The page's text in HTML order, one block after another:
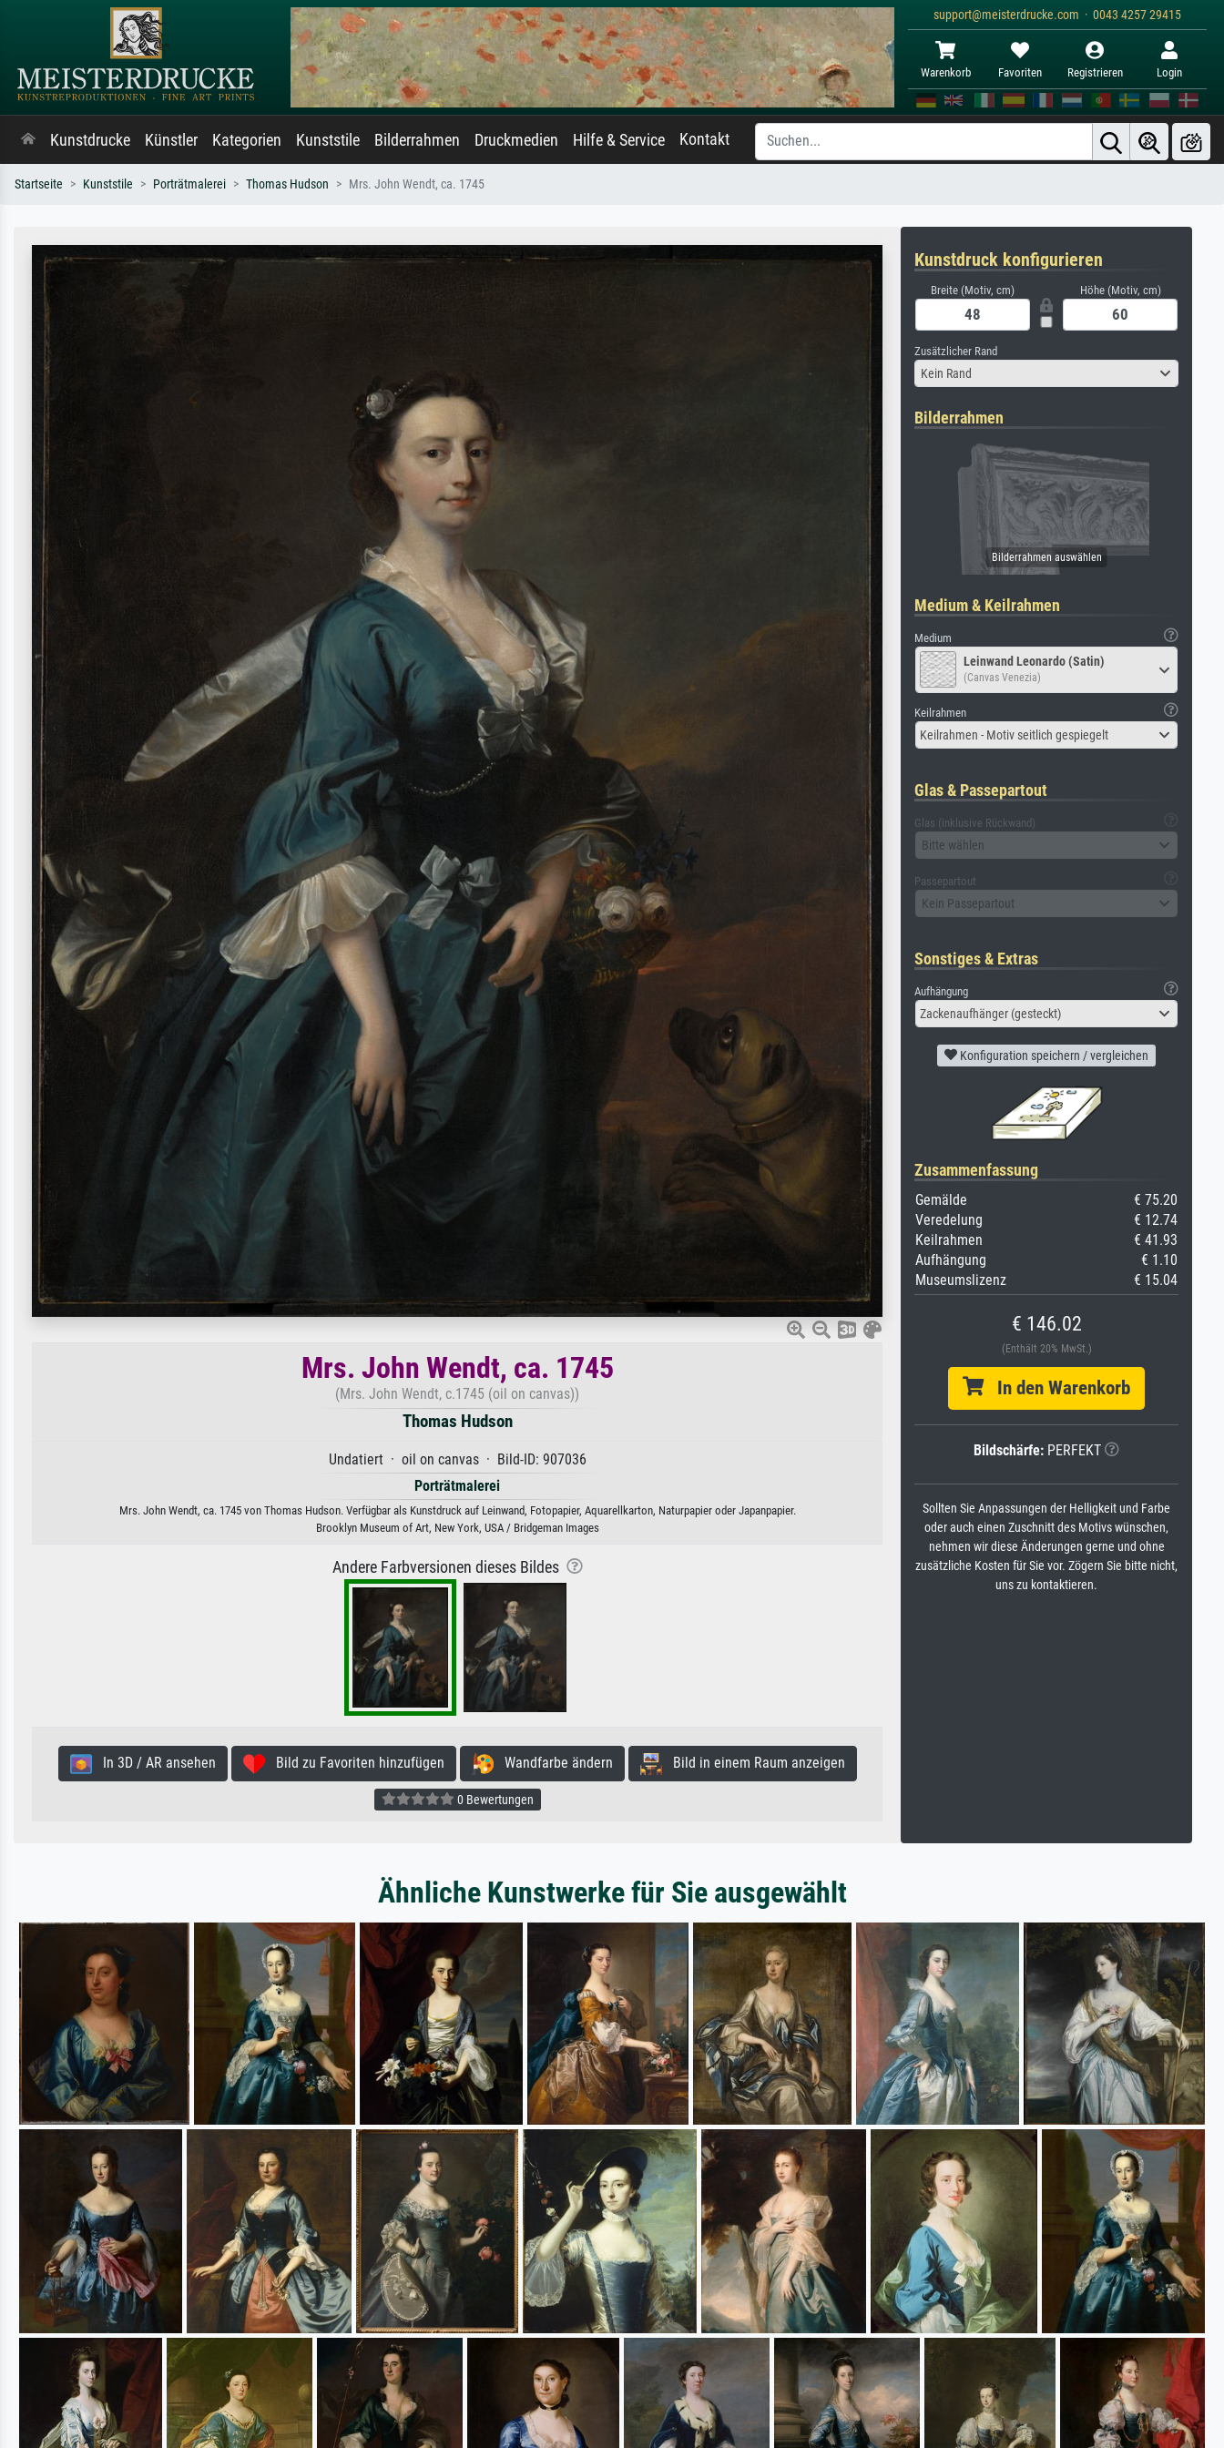
support@meisterdrucke.com · 0043 4257 29415
Warenkorb Favoriten Registrieren Login
Kunstdrucke Künstler Kategorien Kunststile Bilderrahmen Druckmedien Hilfe & Service Kontakt
Startseite Kunststile Porträtmalerei Thomas Hudson Mrs. John Wendt, ca. 1745
Mrs. John Wendt, ca. 1745
(Mrs. John Wendt, c.1745 (oil on canvas))
Thomas Hudson
Undatiert · oil on canvas · Bild-ID: 907036
Porträtmalerei
Mrs. John Wendt, ca. 1745 von Thomas Hudson. Verfügbar als Kunstdruck auf Leinwand, Fotopapier, Aquarellkarton, Naturpapier oder Japanpapier.
Brooklyn Museum of Art, New York, USA / Bridgeman Images
Andere Farbversionen dieses Bildes
In 3D / AR ansehen Bild zu Favoriten hinzufügen Wandfarbe ändern Bild in einem Raum anzeigen
0 Bewertungen
Kunstdruck konfigurieren
Breite (Motiv, cm) Höhe (Motiv, cm)
Zusätzlicher Rand
Kein Rand
Bilderrahmen
Medium & Keilrahmen
Medium
Leinwand Leonardo (Satin)
(Canvas Venezia)
Keilrahmen
Keilrahmen - Motiv seitlich gespiegelt
Glas & Passepartout
Glas (inklusive Rückwand)
Bitte wählen
Passepartout
Kein Passepartout
Sonstiges & Extras
Aufhängung
Zackenaufhänger (gesteckt)
Konfiguration speichern / vergleichen
Zusammenfassung
Gemälde
€ 75.20
Veredelung
€ 12.74
Keilrahmen
€ 41.93
Aufhängung
€ 1.10
Museumslizenz
€ 15.04
€ 146.02
(Enthält 20% MwSt.)
In den Warenkorb
Bildschärfe: PERFEKT
Sollten Sie Anpassungen der Helligkeit und Farbe
oder auch einen Zuschnitt des Motivs wünschen,
nehmen wir diese Änderungen gerne und ohne
zusätzliche Kosten für Sie vor. Zögern Sie bitte nicht,
uns zu kontaktieren.
Ähnliche Kunstwerke für Sie ausgewählt